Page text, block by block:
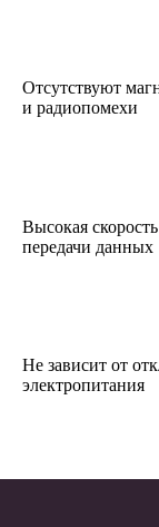
Отсутствуют
и радиопомехи
Высокая скорость
передачи данных
Не зависит от
электропитания